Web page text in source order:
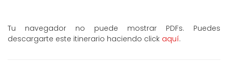
Tu navegador no puede mostrar PDFs. Puedes
descargarte este itinerario haciendo click aquí.